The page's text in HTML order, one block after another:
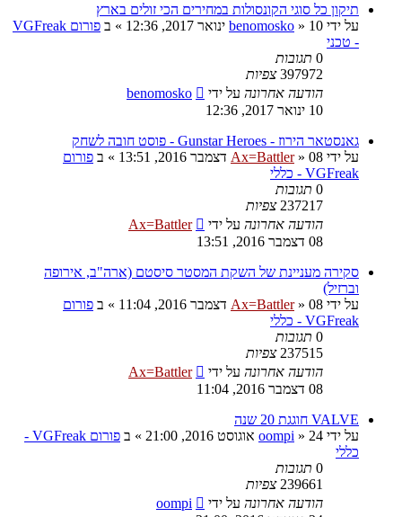
תיקון כל סוגי הקונסולות במחירים הכי זולים בארץ
על ידי
benomosko » 10 ינואר 2017, 12:36 » ב
פורום VGFreak
- טכני
0 תגובות
397972 צפיות
הודעה אחרונה על ידי
benomosko
10 ינואר 2017, 12:36
גאנסטאר הירוז - Gunstar Heroes - פוסט חובה לשחק
על ידי
Ax=Battler» 08 דצמבר 2016, 13:51 » ב פורום
VGFreak - כללי
0 תגובות
237217 צפיות
הודעה אחרונה על ידי
Ax=Battler
08 דצמבר 2016, 13:51
סקירה מעניינת של השקת המסטר סיסטם (ארה"ב, אירופה
וברזיל)
על ידי
Ax=Battler» 08 דצמבר 2016, 11:04 » ב פורום
VGFreak - כללי
0 תגובות
237515 צפיות
הודעה אחרונה על ידי
Ax=Battler
08 דצמבר 2016, 11:04
VALVE חוגגת 20 שנה
על ידי
oompi » 24 אוגוסט 2016, 21:00 » ב
פורום VGFreak -
כללי
0 תגובות
239661 צפיות
הודעה אחרונה על ידי
oompi